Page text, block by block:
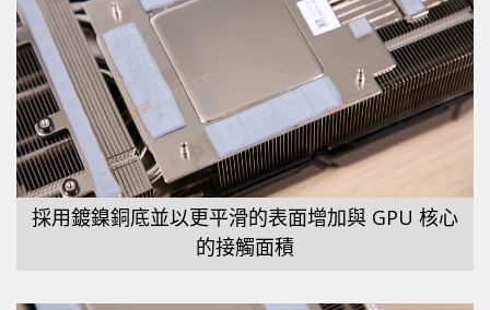
採用鍍鎳銅底並以更平滑的表面增加與 GPU 核心
的接觸面積